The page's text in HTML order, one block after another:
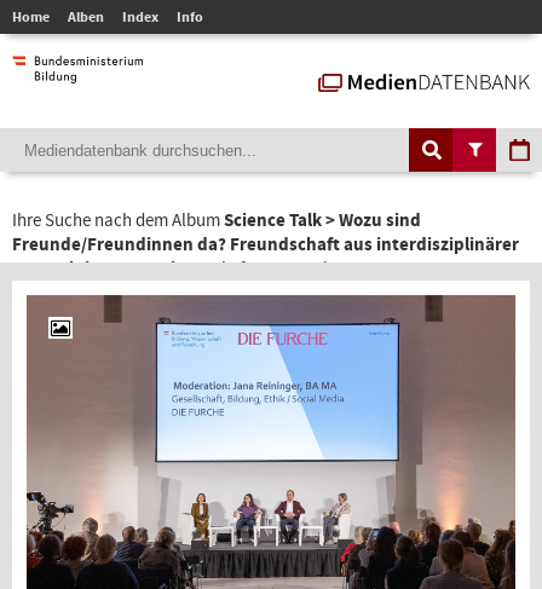
Home Alben Index Info
Ihre Suche nach dem AlbumScience Talk > Wozu sind
Freunde/Freundinnen da? Freundschaft aus interdisziplinärer
Perspektive, 22. Mai 2023liefert 16 Ergebnisse.